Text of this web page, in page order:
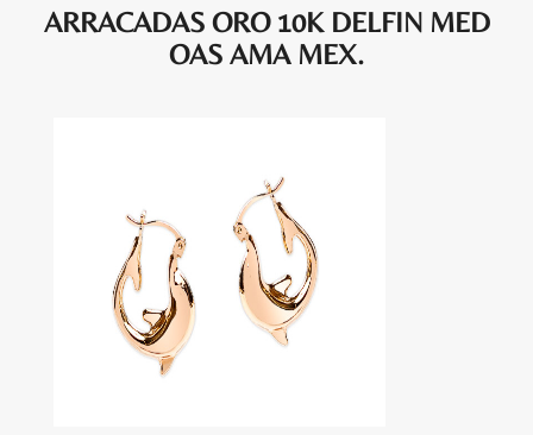
ARRACADAS ORO 10K DELFIN MED
OAS AMA MEX.